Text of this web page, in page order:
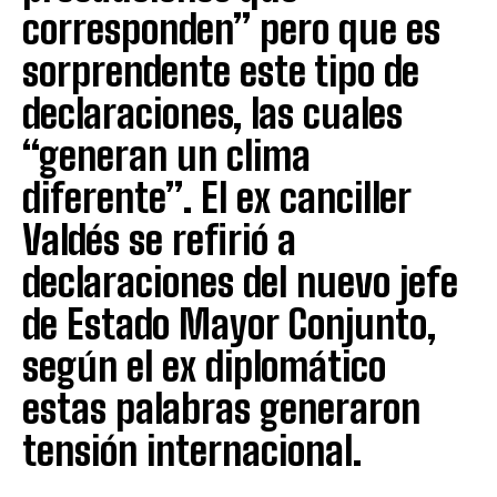
corresponden” pero que es
sorprendente este tipo de
declaraciones, las cuales
“generan un clima
diferente”. El ex canciller
Valdés se refirió a
declaraciones del nuevo jefe
de Estado Mayor Conjunto,
según el ex diplomático
estas palabras generaron
tensión internacional.